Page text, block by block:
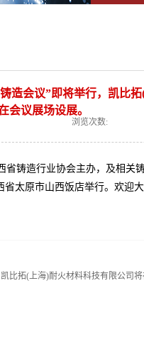
造会议”即将举行，凯比
会议展场设展。
浏览次数:
省铸造行业协会主办，及相关
省太原市山西饭店举行。欢迎
比拓(上海)耐火材料科技有限公司